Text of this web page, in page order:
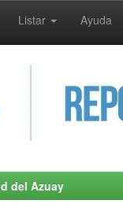
Listar Ayuda
del Azuay